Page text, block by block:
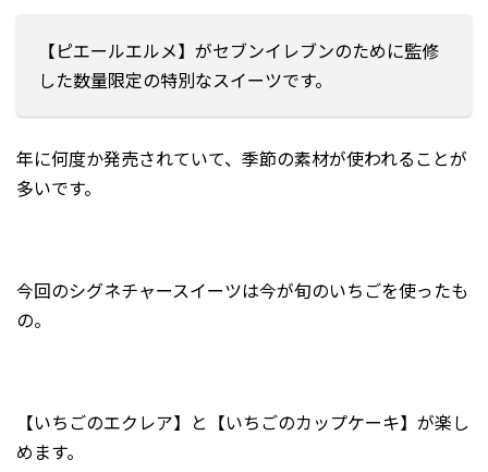
2020年1月
2019年12月
2018年12月
2018年11月
2018年3月
2017年10月
2017年6月
【ピエールエルメ】がセブンイレブンのために監修
した数量限定の特別なスイーツです。
年に何度か発売されていて、季節の素材が使われることが
多いです。
今回のシグネチャースイーツは今が旬のいちごを使ったも
の。
【いちごのエクレア】と【いちごのカップケーキ】が楽し
めます。